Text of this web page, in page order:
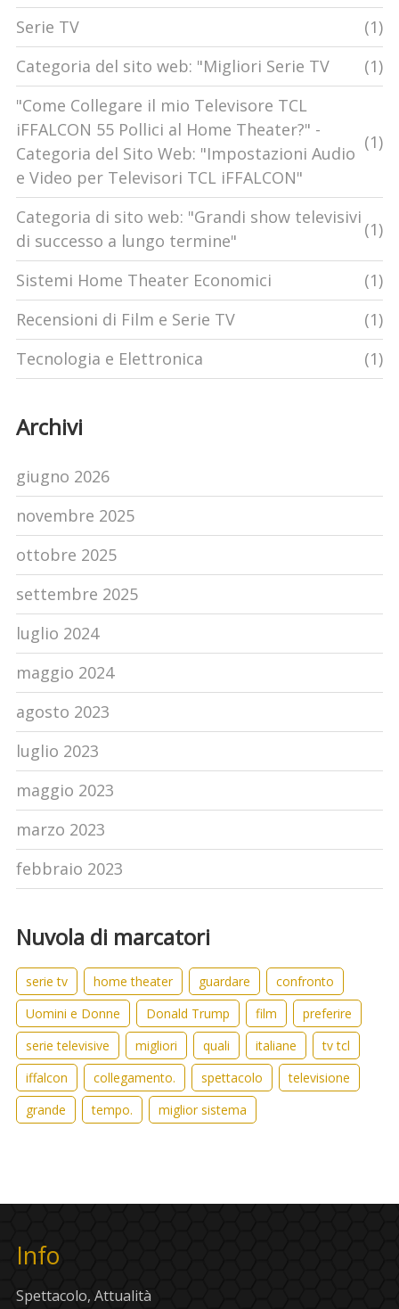
Serie TV
(1)
Categoria del sito web: "Migliori Serie TV
(1)
"Come Collegare il mio Televisore TCL
iFFALCON 55 Pollici al Home Theater?" -
Categoria del Sito Web: "Impostazioni Audio
e Video per Televisori TCL iFFALCON"
(1)
Categoria di sito web: "Grandi show televisivi
di successo a lungo termine"
(1)
Sistemi Home Theater Economici
(1)
Recensioni di Film e Serie TV
(1)
Tecnologia e Elettronica
(1)
Archivi
giugno 2026
novembre 2025
ottobre 2025
settembre 2025
luglio 2024
maggio 2024
agosto 2023
luglio 2023
maggio 2023
marzo 2023
febbraio 2023
Nuvola di marcatori
serie tv home theater guardare
confronto
Uomini e Donne
Donald Trump film
preferire
serie televisive
migliori quali italiane
tv tcl
iffalcon
collegamento. spettacolo
televisione
grande
tempo. miglior sistema
Info
Spettacolo, Attualità